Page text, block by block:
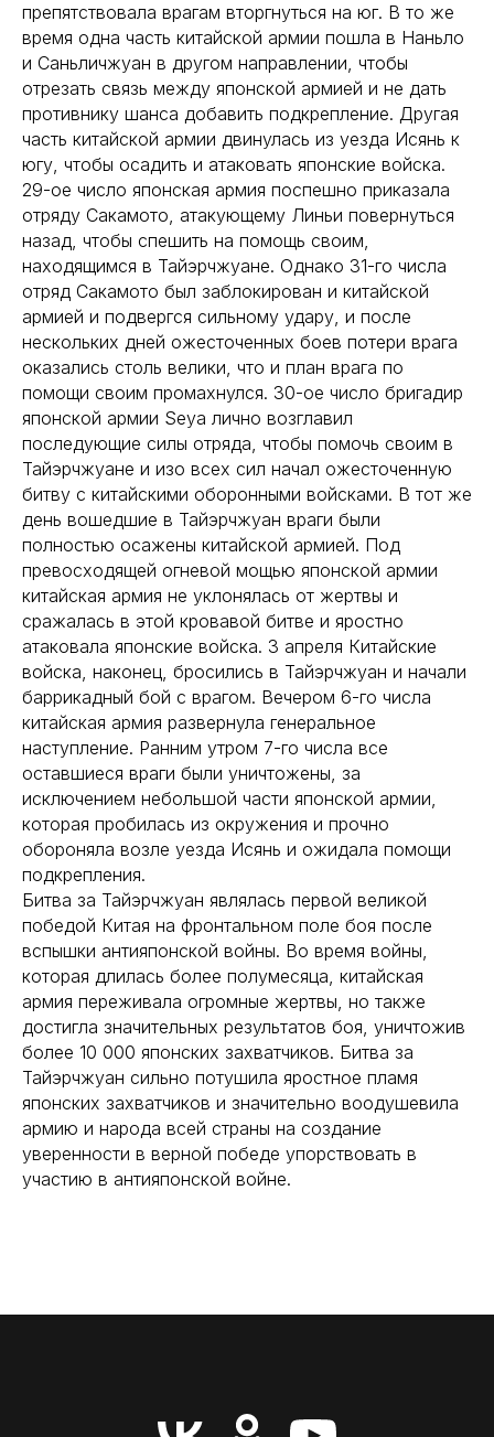
препятствовала врагам вторгнуться на юг. В то же
время одна часть китайской армии пошла в Наньло
и Саньличжуан в другом направлении, чтобы
отрезать связь между японской армией и не дать
противнику шанса добавить подкрепление. Другая
часть китайской армии двинулась из уезда Исянь к
югу, чтобы осадить и атаковать японские войска.
29-ое число японская армия поспешно приказала
отряду Сакамото, атакующему Линьи повернуться
назад, чтобы спешить на помощь своим,
находящимся в Тайэрчжуане. Однако 31-го числа
отряд Сакамото был заблокирован и китайской
армией и подвергся сильному удару, и после
нескольких дней ожесточенных боев потери врага
оказались столь велики, что и план врага по
помощи своим промахнулся. 30-ое число бригадир
японской армии Seya лично возглавил
последующие силы отряда, чтобы помочь своим в
Тайэрчжуане и изо всех сил начал ожесточенную
битву с китайскими оборонными войсками. В тот же
день вошедшие в Тайэрчжуан враги были
полностью осажены китайской армией. Под
превосходящей огневой мощью японской армии
китайская армия не уклонялась от жертвы и
сражалась в этой кровавой битве и яростно
атаковала японские войска. 3 апреля Китайские
войска, наконец, бросились в Тайэрчжуан и начали
баррикадный бой с врагом. Вечером 6-го числа
китайская армия развернула генеральное
наступление. Ранним утром 7-го числа все
оставшиеся враги были уничтожены, за
исключением небольшой части японской армии,
которая пробилась из окружения и прочно
обороняла возле уезда Исянь и ожидала помощи
подкрепления.
Битва за Тайэрчжуан являлась первой великой
победой Китая на фронтальном поле боя после
вспышки антияпонской войны. Во время войны,
которая длилась более полумесяца, китайская
армия переживала огромные жертвы, но также
достигла значительных результатов боя, уничтожив
более 10 000 японских захватчиков. Битва за
Тайэрчжуан сильно потушила яростное пламя
японских захватчиков и значительно воодушевила
армию и народа всей страны на создание
уверенности в верной победе упорствовать в
участию в антияпонской войне.